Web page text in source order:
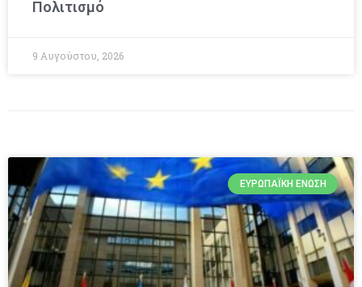
Πολιτισμό
9 Αυγούστου, 2026
ΕΥΡΩΠΑΪΚΉ ΈΝΩΣΗ